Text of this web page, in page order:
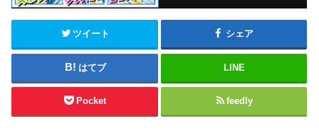
ツイート シェア
はてブ LINE
Pocket feedly